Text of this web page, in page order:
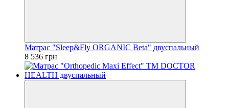
Матрас "Sleep&Fly ORGANIC Beta" двуспальный
8 536 грн